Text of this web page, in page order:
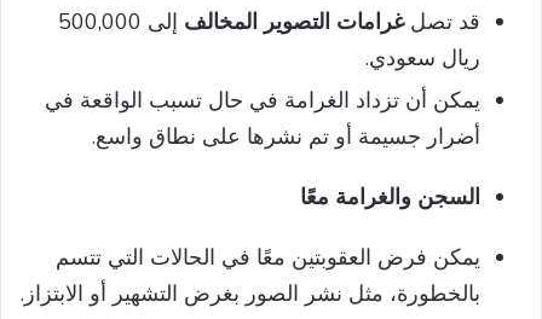
قد تصلغرامات التصوير المخالف
إلى 500,000
ريال سعودي.
يمكن أن تزداد الغرامة في حال تسبب الواقعة في
أضرار جسيمة أو تم نشرها على نطاق واسع.
السجن والغرامة معًا
يمكن فرض العقوبتين معًا في الحالات التي تتسم
بالخطورة، مثل نشر الصور بغرض التشهير أو الابتزاز.